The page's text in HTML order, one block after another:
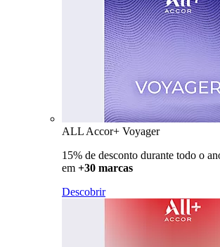
ALL Accor+ Voyager
15% de desconto durante todo o
em +30 marcas
Descobrir